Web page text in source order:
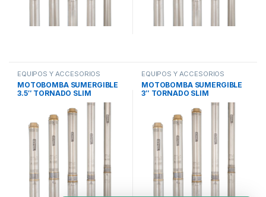
SIN CATEGORIA
TINACOS (0)
TOLVAS(0)
EQUIPOS Y ACCESORIOS
SUMERGIBLES MULTIETAPAS,
SISTEMAS DE BOMBEO
MOTOBOMBA SUMERGIBLE
3.5″ TORNADO SLIM
EQUIPOS Y ACCESORIOS
SUMERGIBLES MULTIETAPAS,
SISTEMAS DE BOMBEO
MOTOBOMBA SUMERGIBLE
3″ TORNADO SLIM